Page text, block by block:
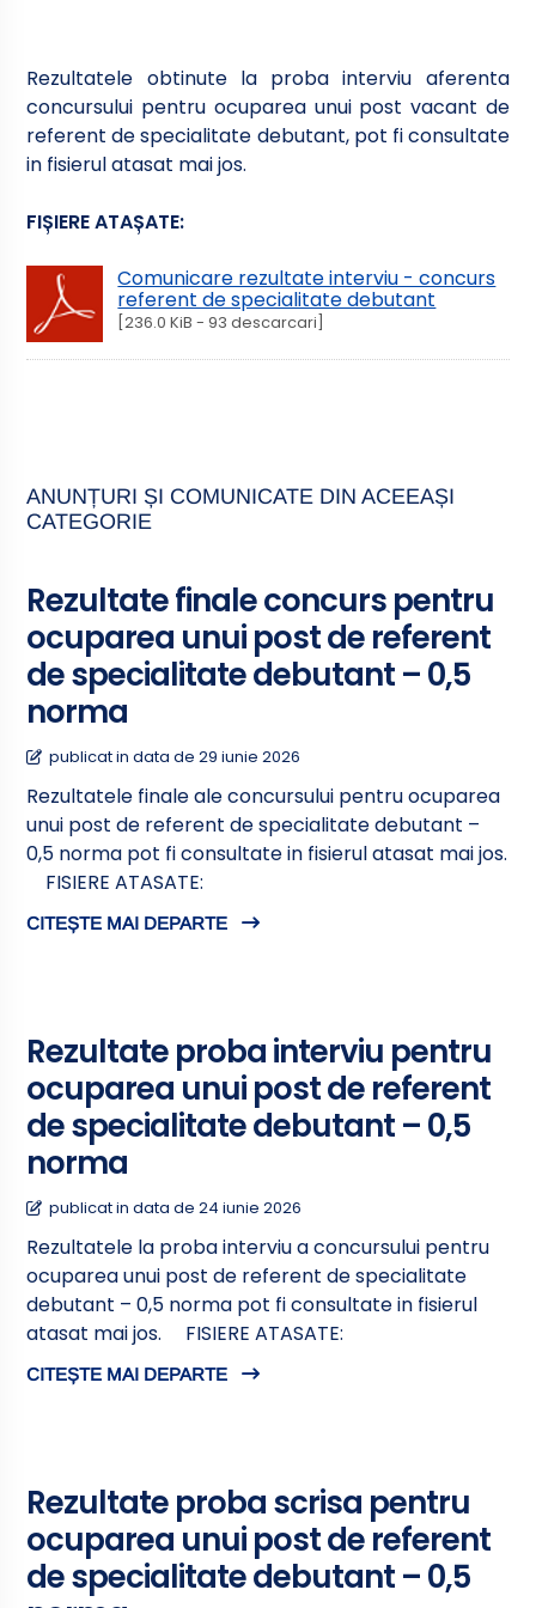
Rezultatele obtinute la proba interviu aferenta
concursului pentru ocuparea unui post vacant de
referent de specialitate debutant, pot fi consultate
in fisierul atasat mai jos.
FIȘIERE ATAȘATE:
Comunicare rezultate interviu - concurs
referent de specialitate debutant
[236.0 KiB - 93 descarcari]
ANUNȚURI ȘI COMUNICATE DIN ACEEAȘI
CATEGORIE
Rezultate finale concurs pentru
ocuparea unui post de referent
de specialitate debutant – 0,5
norma
publicat in data de 29 iunie 2026
Rezultatele finale ale concursului pentru ocuparea
unui post de referent de specialitate debutant –
0,5 norma pot fi consultate in fisierul atasat mai jos.
FISIERE ATASATE:
CITEȘTE MAI DEPARTE
Rezultate proba interviu pentru
ocuparea unui post de referent
de specialitate debutant – 0,5
norma
publicat in data de 24 iunie 2026
Rezultatele la proba interviu a concursului pentru
ocuparea unui post de referent de specialitate
debutant – 0,5 norma pot fi consultate in fisierul
atasat mai jos. FISIERE ATASATE:
CITEȘTE MAI DEPARTE
Rezultate proba scrisa pentru
ocuparea unui post de referent
de specialitate debutant – 0,5